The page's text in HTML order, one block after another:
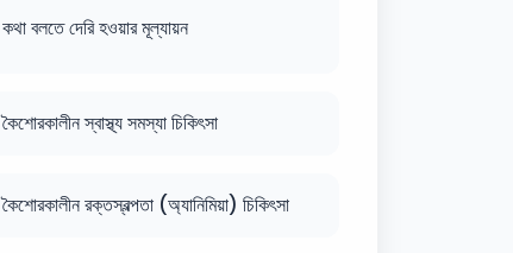
কথা বলতে দেরি হওয়ার মূল্যায়ন
কৈশোরকালীন স্বাস্থ্য সমস্যা চিকিৎসা
কৈশোরকালীন রক্তস্বল্পতা (অ্যানিমিয়া) চিকিৎসা